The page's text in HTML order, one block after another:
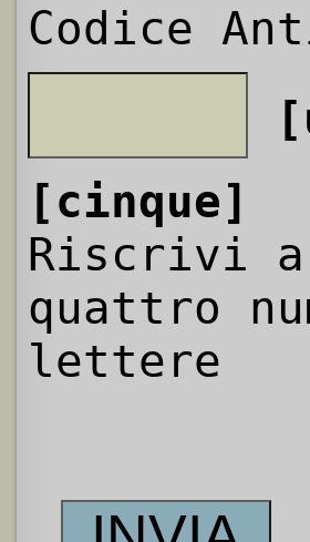
Codice
[cinque]
Riscrivi
quattro
lettere